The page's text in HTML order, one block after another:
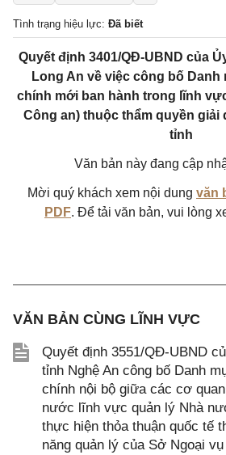
Tình trạng hiệu lực: Đã biết
Quyết định 3401/QĐ-UBND của
Long An về việc công bố Danh
chính mới ban hành trong lĩnh
Công an) thuộc thẩm quyền giải
tỉnh
Văn bản này đang cập
Mời quý khách xem nội dung văn
PDF. Để tải văn bản, vui lòng
VĂN BẢN CÙNG LĨNH VỰC
Quyết định 3551/QĐ-UBND
tỉnh Nghệ An công bố Danh
chính nội bộ giữa các cơ
nước lĩnh vực quản lý Nhà
thực hiện thỏa thuận quốc tế
năng quản lý của Sở Ngoại vụ